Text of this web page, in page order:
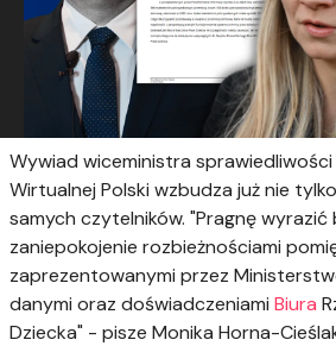
Wywiad wiceministra sprawiedliwości
Wirtualnej Polski wzbudza już nie
samych czytelników. "Pragnę wyrazić
zaniepokojenie rozbieżnościami
zaprezentowanymi przez
danymi oraz doświadczeniami Biura
Dziecka" - pisze Monika Horna-